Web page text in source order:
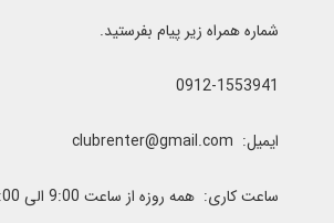
شماره همراه زیر پیام بفرستید.
0912-1553941
ایمیل: clubrenter@gmail.com
ساعت کاری: همه روزه از ساعت 9:00 الی 17:00